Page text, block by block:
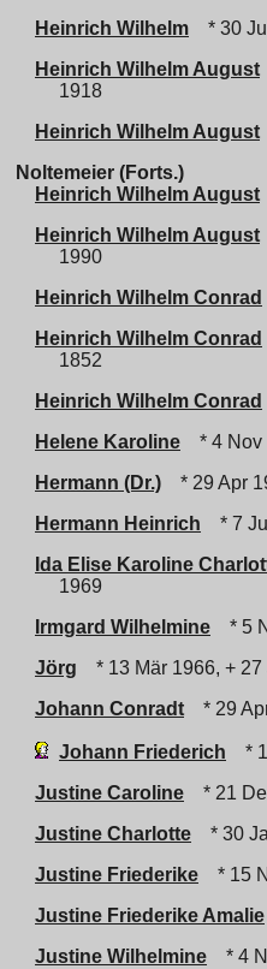
Heinrich Wilhelm
* 30
Heinrich Wilhelm August
1918
Heinrich Wilhelm August
Noltemeier (Forts.)
Heinrich Wilhelm August
Heinrich Wilhelm August
1990
Heinrich Wilhelm Conrad
Heinrich Wilhelm Conrad
1852
Heinrich Wilhelm Conrad
Helene Karoline
* 4 Nov
Hermann (Dr.)
* 29 Apr
Hermann Heinrich
* 7
Ida Elise Karoline
1969
Irmgard Wilhelmine
* 5
Jörg
* 13 Mär 1966, +
Johann Conradt
* 29
Johann Friederich
*
Justine Caroline
* 21
Justine Charlotte
* 30
Justine Friederike
* 15
Justine Friederike Amalie
Justine Wilhelmine
* 4